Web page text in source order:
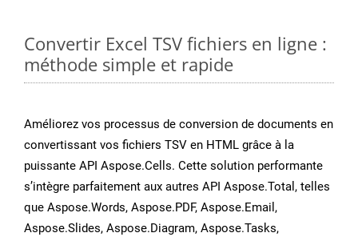
Convertir Excel TSV fichiers en ligne :
méthode simple et rapide
Améliorez vos processus de conversion de documents en
convertissant vos fichiers TSV en HTML grâce à la
puissante API Aspose.Cells. Cette solution performante
s’intègre parfaitement aux autres API Aspose.Total, telles
que Aspose.Words, Aspose.PDF, Aspose.Email,
Aspose.Slides, Aspose.Diagram, Aspose.Tasks,